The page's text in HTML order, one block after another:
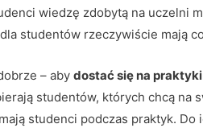
wiedzę zdobytą na uczelni
studentów rzeczywiście mają
– abydostać się na praktyki
studentów, których chcą na
studenci podczas praktyk.